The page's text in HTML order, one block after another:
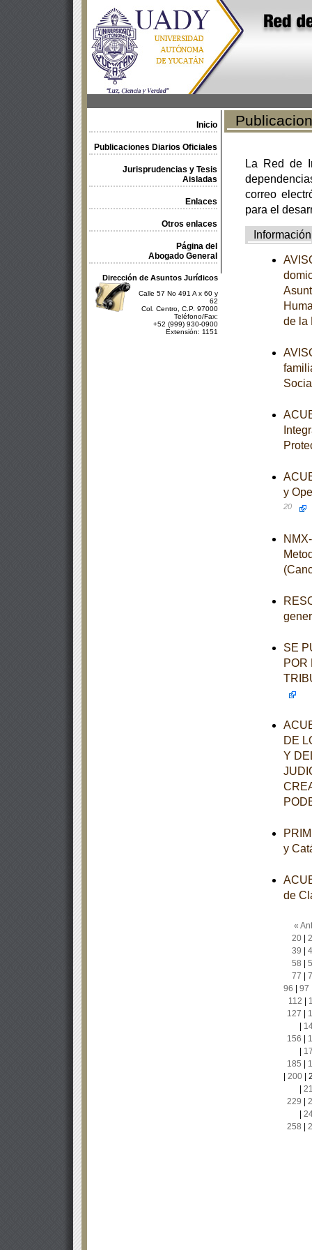
Inicio
Publicaciones Diarios Oficiales
Jurisprudencias y Tesis
Aisladas
Enlaces
Otros enlaces
Página del
Abogado General
Dirección de Asuntos Jurídicos
Calle 57 No 491 A x 60 y
62
Col. Centro, C.P. 97000
Teléfono/Fax:
+52 (999) 930-0900
Extensión: 1151
La Red de
correo
para el
Información
de la
y
20
SE
POR
DE
Y
y
de
«
20|
39
58
77
96
97
112
127
156
185
200|
229
258